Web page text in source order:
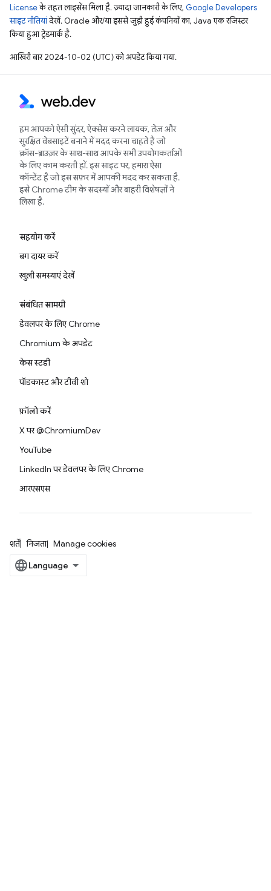
Licenseके तहत लाइसेंस मिला है. ज़्यादा जानकारी के लिए, Google Developers
साइट नीतियांदेखें. Oracle और/या इससे जुड़ी हुई कंपनियों का, Java एक रजिस्टर
किया हुआ ट्रेडमार्क है.
आखिरी बार 2024-10-02 (UTC) को अपडेट किया गया.
हम आपको ऐसी सुंदर, ऐक्सेस करने लायक, तेज़ और
सुरक्षित वेबसाइटें बनाने में मदद करना चाहते हैं जो
क्रॉस-ब्राउज़र के साथ-साथ आपके सभी उपयोगकर्ताओं
के लिए काम करती हों. इस साइट पर, हमारा ऐसा
कॉन्टेंट है जो इस सफ़र में आपकी मदद कर सकता है.
इसे Chrome टीम के सदस्यों और बाहरी विशेषज्ञों ने
लिखा है.
सहयोग करें
बग दायर करें
खुली समस्याएं देखें
संबंधित सामग्री
डेवलपर के लिए Chrome
Chromium के अपडेट
केस स्टडी
पॉडकास्ट और टीवी शो
फ़ॉलो करें
X पर @ChromiumDev
YouTube
LinkedIn पर डेवलपर के लिए Chrome
आरएसएस
शर्तें निजता Manage cookies